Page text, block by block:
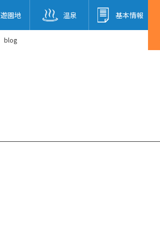
遊園地 温泉 基本情報
blog